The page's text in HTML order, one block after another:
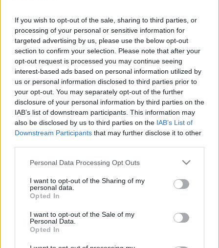
If you wish to opt-out of the sale, sharing to third parties, or
processing of your personal or sensitive information for
targeted advertising by us, please use the below opt-out
section to confirm your selection. Please note that after your
opt-out request is processed you may continue seeing
interest-based ads based on personal information utilized by
us or personal information disclosed to third parties prior to
your opt-out. You may separately opt-out of the further
disclosure of your personal information by third parties on the
IAB’s list of downstream participants. This information may
also be disclosed by us to third parties on the IAB’s List of
Downstream Participants that may further disclose it to other
Please note that this website/app uses one or more Google
not limited to your visit or usage behaviour. You may click to
grant or deny consent to Google and its third-party tags to
use your data for below specified purposes in below Google
consent section.
Personal Data Processing Opt Outs
I want to opt-out of the Sharing of my
personal data.
Opted In
I want to opt-out of the Sale of my
Personal Data.
Opted In
egzotikumot idézi –, valamint Fazil Say Nicolas Altstaedtnak
ajánlott csellóversenyének ősbemutatója Altstaedt
előadásában.
A fellépők: többek között Schiff András zongoraművész, a
Haydn Filharmónia, Nicolas Altstaedt és Enrico Onofri,
valamint a L’Orfeo Barockorchester Michi Gaigg irányításával,
Julian Rachlin hegedűművész – aki jövő évtől a fesztivál
művészeti vezetője is –, Paul Gulda zongoraművész, Marlis
Petersen és Florian Boesch énekesek, a Marmen Quartet,
valamint Michael Dangl színművész.
Katrin Plavčak szobra és Tobias Hermeling videói – amelyek
a fesztivál megbízásából készültek – a koncertek
előjátékaként segítenek a közönségnek ráhangolódni az
előadásokra.